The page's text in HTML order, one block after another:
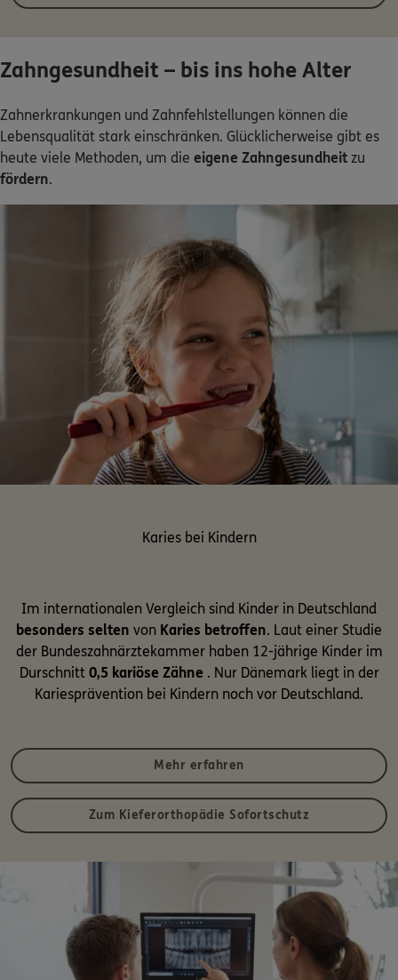
Zahngesundheit – bis ins hohe Alter
Zahnerkrankungen und Zahnfehlstellungen können die
Lebensqualität stark einschränken. Glücklicherweise gibt es
heute viele Methoden, um die eigene Zahngesundheit zu
fördern.
Karies bei Kindern
Im internationalen Vergleich sind Kinder in Deutschland
besonders selten von Karies betroffen. Laut einer Studie
der Bundeszahnärztekammer haben 12-jährige Kinder im
Durschnitt 0,5 kariöse Zähne . Nur Dänemark liegt in der
Kariesprävention bei Kindern noch vor Deutschland.
Mehr erfahren
Zum Kieferorthopädie Sofortschutz